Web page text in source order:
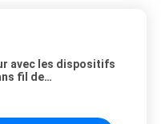
avec les dispositifs
fil de